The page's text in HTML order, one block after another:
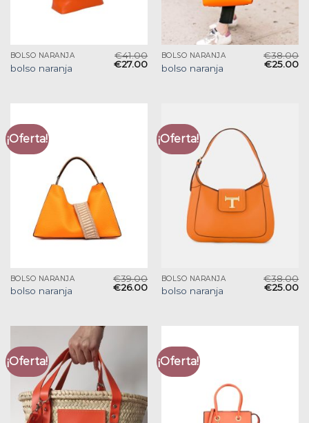
BOLSO NARANJA
bolso naranja
€41.00
€27.00
BOLSO NARANJA
bolso naranja
€38.00
€25.00
¡Oferta!
BOLSO NARANJA
bolso naranja
€39.00
€26.00
¡Oferta!
BOLSO NARANJA
bolso naranja
€38.00
€25.00
¡Oferta! ¡Oferta!